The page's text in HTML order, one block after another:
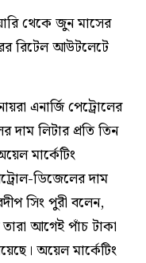
থেকে জুন মাসের
রিটেল আউটলেটে
এনার্জি পেট্রোলের
দাম লিটার প্রতি তিন
মার্কেটিং
ডিজেলের দাম
সিং পুরী বলেন,
আগেই পাঁচ টাকা
অয়েল মার্কেটিং